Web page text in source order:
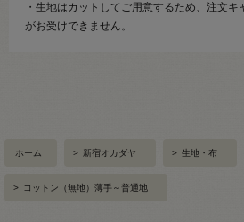
・生地はカットしてご用意するため、注文
がお受けできません。
ホーム > 新宿オカダヤ > 生地・布
> コットン（無地）薄手～普通地